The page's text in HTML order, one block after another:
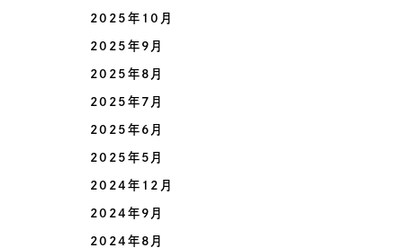
2025年10月
2025年9月
2025年8月
2025年7月
2025年6月
2025年5月
2024年12月
2024年9月
2024年8月